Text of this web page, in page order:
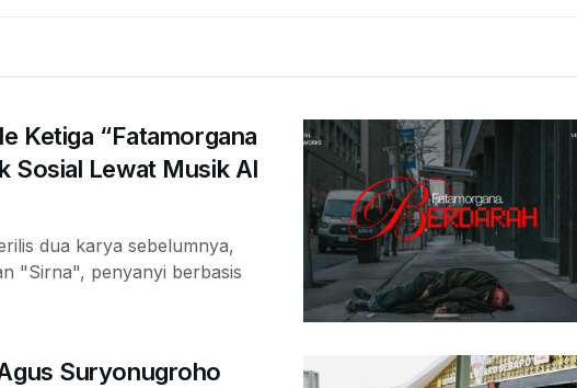
Ketiga “Fatamorgana
Sosial Lewat Musik AI
dua karya sebelumnya,
"Sirna", penyanyi berbasis
Suryonugroho